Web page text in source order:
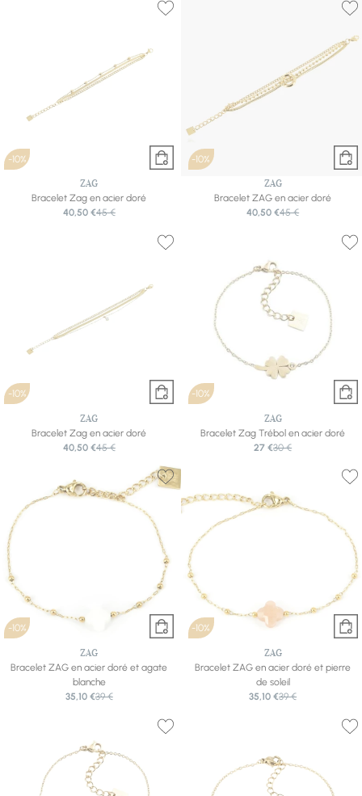
-10%
ZAG
Bracelet Zag en acier doré
40,50 €45 €
-10%
ZAG
Bracelet ZAG en acier doré
40,50 €45 €
-10%
ZAG
Bracelet Zag en acier doré
40,50 €45 €
-10%
ZAG
Bracelet Zag Trébol en acier doré
27 €30 €
-10%
ZAG
Bracelet ZAG en acier doré et agate
blanche
35,10 €39 €
-10%
ZAG
Bracelet ZAG en acier doré et pierre
de soleil
35,10 €39 €